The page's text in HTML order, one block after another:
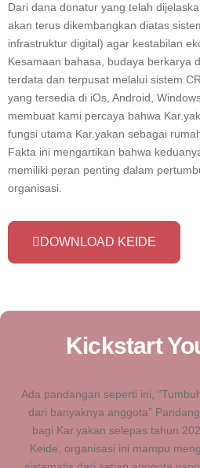
Dari dana donatur yang telah
akan terus dikembangkan diatas
infrastruktur digital) agar kestabilan
Kesamaan bahasa, budaya berkarya
terdata dan terpusat melalui sistem
yang tersedia di iOs, Android,
membuat kami percaya bahwa
fungsi utama Kar.yakan sebagai
Fakta ini mengartikan bahwa
memiliki peran penting dalam
organisasi.
DOWNLOAD KEIDE
Kickstart
Ada pandangan seperti ini,
dari banyaknya anggota”
bagi Kar.yakan selepas tahun
Keide, organisasi ini mampu